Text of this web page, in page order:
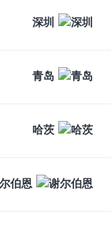
深圳
青岛
哈茨
伯恩